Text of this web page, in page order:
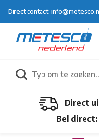
Direct contact:
Direct
Bel direct: